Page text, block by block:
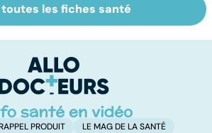
Accident
vasculaire
également
touché
les fiches santé
PRODUIT LE MAG DE LA SANTÉ